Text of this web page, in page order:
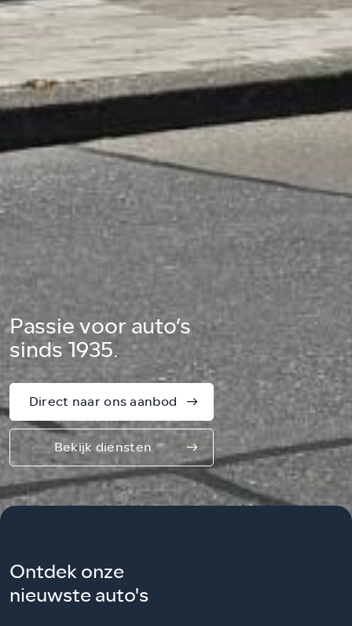
Passie voor auto’s
sinds 1935.
Direct naar ons aanbod
Bekijk diensten
Ontdek onze
nieuwste auto's